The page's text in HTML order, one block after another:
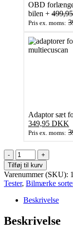
OBD
bilen +
Pris ex. moms:
Adaptor sæt
Den
oprindelige
var:
499,95 DKK.
349,95 DKK
Pris ex. moms:
USB
Kabel
for
Alfa
Romeo
Fiat
Lancia
for
Tilføj til kurv
Varenummer (SKU):
Tester, Bilmærke
Beskrivelse
Beskrivelse